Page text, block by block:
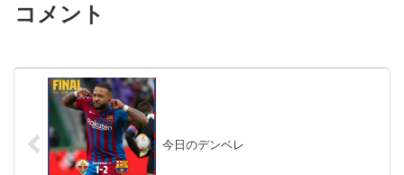
コメント
今日のデンベレ